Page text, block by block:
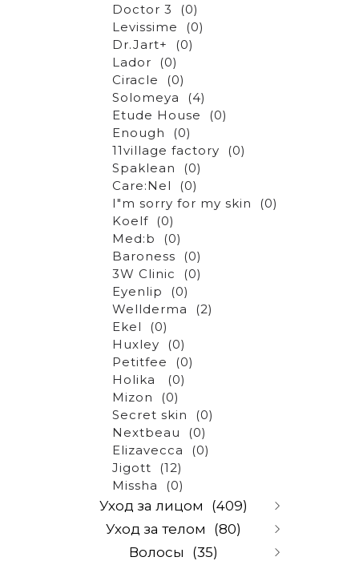
Doctor 3
(0)
Levissime
(0)
Dr.Jart+
(0)
Lador
(0)
Ciracle
(0)
Solomeya
(4)
Etude House
(0)
Enough
(0)
11village factory
(0)
Spaklean
(0)
Care:Nel
(0)
I"m sorry for my skin
(0)
Koelf
(0)
Med:b
(0)
Baroness
(0)
3W Clinic
(0)
Eyenlip
(0)
Wellderma
(2)
Ekel
(0)
Huxley
(0)
Petitfee
(0)
Holika
(0)
Mizon
(0)
Secret skin
(0)
Nextbeau
(0)
Elizavecca
(0)
Jigott
(12)
Missha
(0)
Уход за лицом (409)
Очищение и снятие
макияжа
(67)
Уход за телом (80)
Волосы (35)